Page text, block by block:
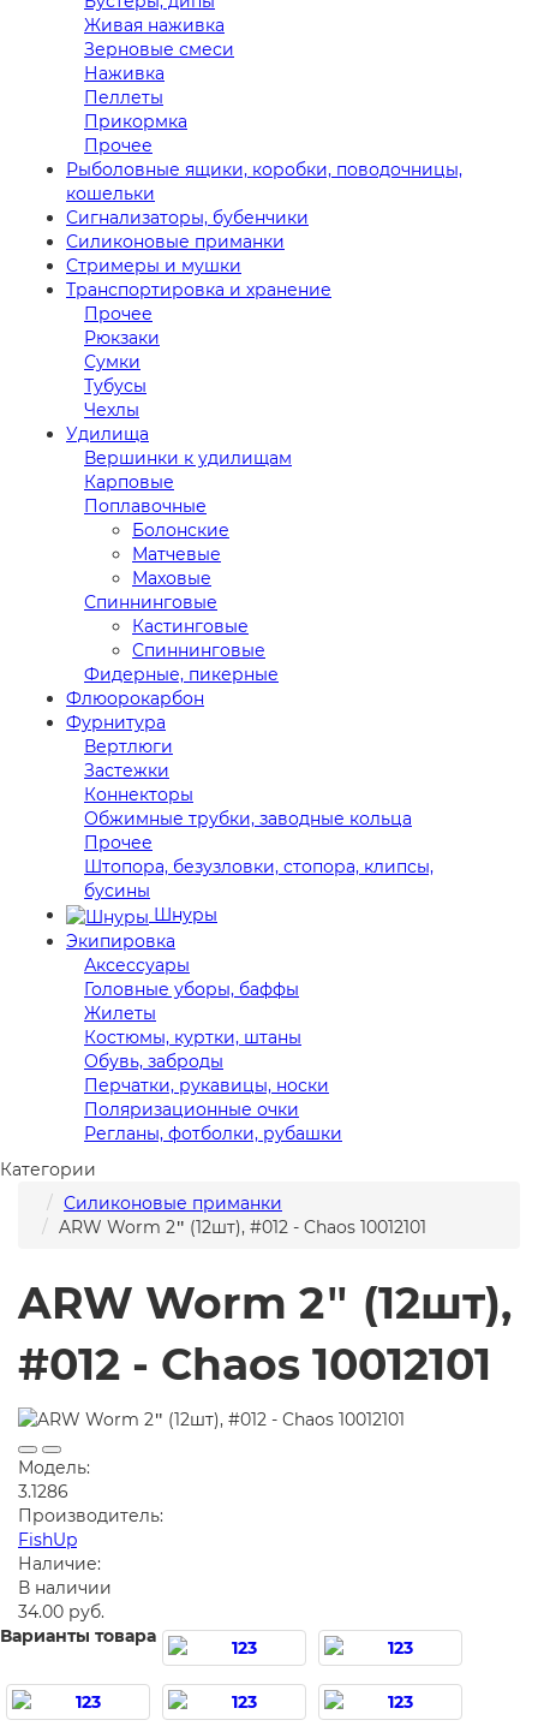
Живая наживка
Зерновые смеси
Наживка
Пеллеты
Прикормка
Прочее
Рыболовные ящики, коробки, поводочницы,
кошельки
Сигнализаторы, бубенчики
Силиконовые приманки
Стримеры и мушки
Транспортировка и хранение
Прочее
Рюкзаки
Сумки
Тубусы
Чехлы
Удилища
Вершинки к удилищам
Карповые
Поплавочные
Болонские
Матчевые
Маховые
Спиннинговые
Кастинговые
Спиннинговые
Фидерные, пикерные
Флюорокарбон
Фурнитура
Вертлюги
Застежки
Коннекторы
Обжимные трубки, заводные кольца
Прочее
Штопора, безузловки, стопора, клипсы,
бусины
Шнуры
Экипировка
Аксессуары
Головные уборы, баффы
Жилеты
Костюмы, куртки, штаны
Обувь, заброды
Перчатки, рукавицы, носки
Поляризационные очки
Регланы, фотболки, рубашки
Категории
Силиконовые приманки
ARW Worm 2ʺ (12шт), #012 - Chaos 10012101
ARW Worm 2ʺ (12шт),
#012 - Chaos 10012101
Модель:
3.1286
Производитель:
FishUp
Наличие:
В наличии
34.00 руб.
Варианты товара